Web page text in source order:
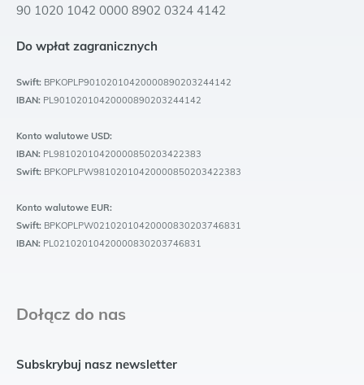
90 1020 1042 0000 8902 0324 4142
Do wpłat zagranicznych
Swift: BPKOPLP90102010420000890203244142
IBAN: PL90102010420000890203244142
Konto walutowe USD:
IBAN: PL98102010420000850203422383
Swift: BPKOPLPW98102010420000850203422383
Konto walutowe EUR:
Swift: BPKOPLPW02102010420000830203746831
IBAN: PL02102010420000830203746831
Dołącz do nas
Subskrybuj nasz newsletter